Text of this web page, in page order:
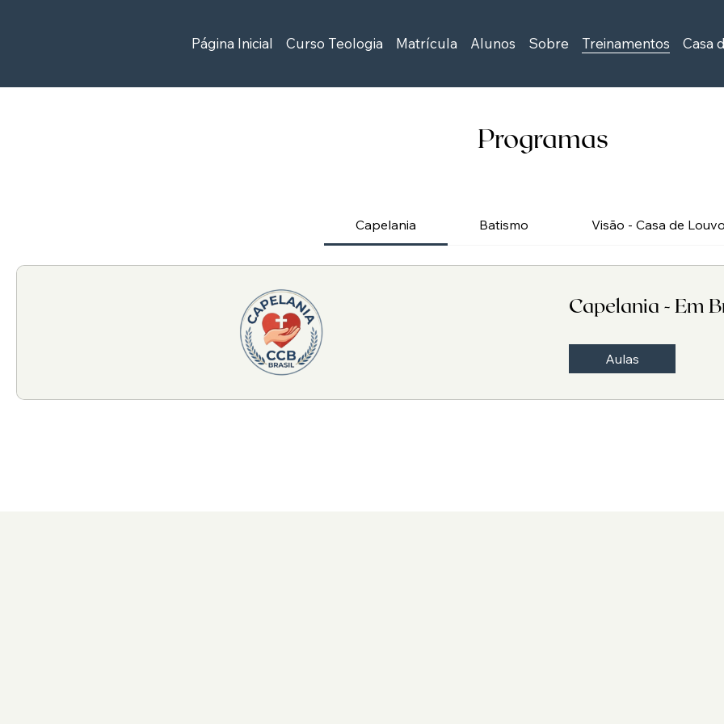
Página Inicial Curso Teologia Matrícula Alunos Sobre Treinamentos Casa
Programas
Capelania Batismo Visão - Casa de
Capelania - Em
Aulas